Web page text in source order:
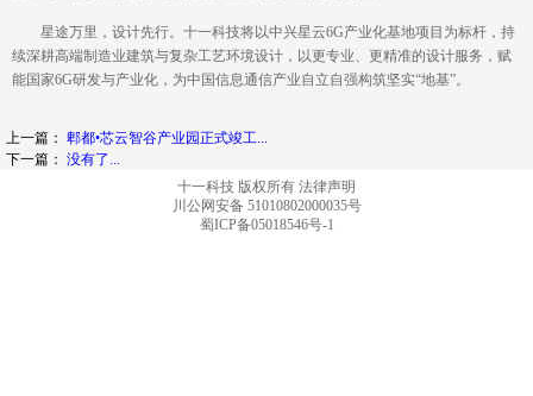
星途万里，设计先行。十一科技将以中兴星云6G产业化基地项目为标杆，持
续深耕高端制造业建筑与复杂工艺环境设计，以更专业、更精准的设计服务，赋
能国家6G研发与产业化，为中国信息通信产业自立自强构筑坚实“地基”。
上一篇： 郫都•芯云智谷产业园正式竣工...
下一篇： 没有了...
十一科技 版权所有 法律声明
川公网安备 51010802000035号
蜀ICP备05018546号-1